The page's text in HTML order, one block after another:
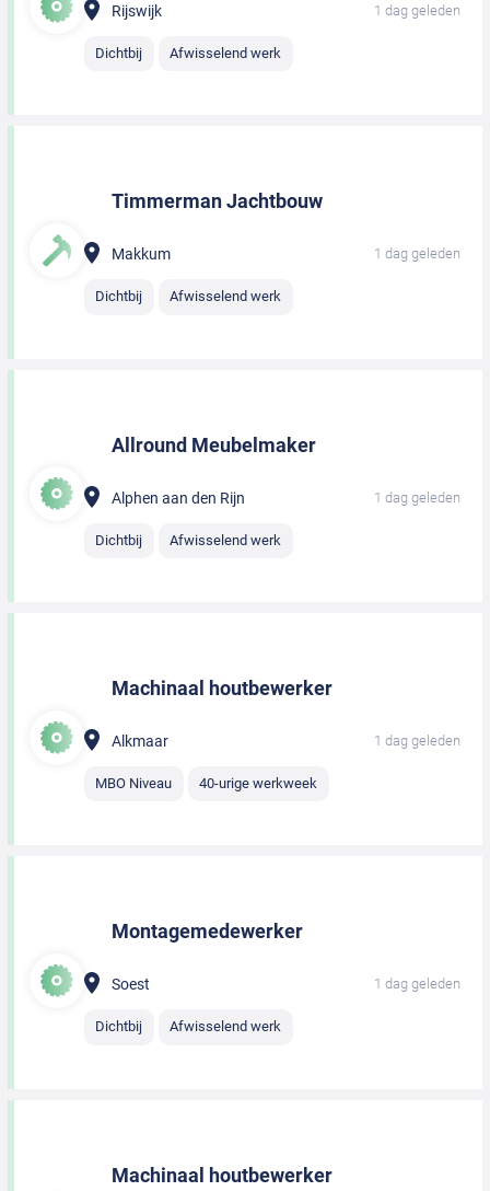
Rijswijk 1 dag geleden
Dichtbij Afwisselend werk
Timmerman Jachtbouw
Makkum 1 dag geleden
Dichtbij Afwisselend werk
Allround Meubelmaker
Alphen aan den Rijn 1 dag geleden
Dichtbij Afwisselend werk
Machinaal houtbewerker
Alkmaar 1 dag geleden
MBO Niveau 40-urige werkweek
Montagemedewerker
Soest 1 dag geleden
Dichtbij Afwisselend werk
Machinaal houtbewerker